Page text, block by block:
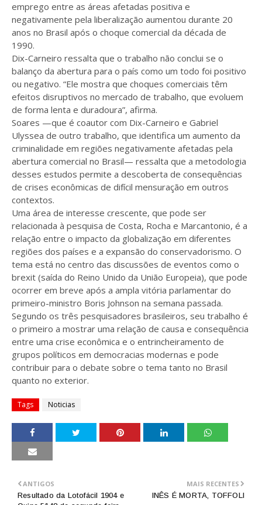
emprego entre as áreas afetadas positiva e
negativamente pela liberalização aumentou durante 20
anos no Brasil após o choque comercial da década de
1990.
Dix-Carneiro ressalta que o trabalho não conclui se o
balanço da abertura para o país como um todo foi positivo
ou negativo. “Ele mostra que choques comerciais têm
efeitos disruptivos no mercado de trabalho, que evoluem
de forma lenta e duradoura”, afirma.
Soares —que é coautor com Dix-Carneiro e Gabriel
Ulyssea de outro trabalho, que identifica um aumento da
criminalidade em regiões negativamente afetadas pela
abertura comercial no Brasil— ressalta que a metodologia
desses estudos permite a descoberta de consequências
de crises econômicas de difícil mensuração em outros
contextos.
Uma área de interesse crescente, que pode ser
relacionada à pesquisa de Costa, Rocha e Marcantonio, é a
relação entre o impacto da globalização em diferentes
regiões dos países e a expansão do conservadorismo. O
tema está no centro das discussões de eventos como o
brexit (saída do Reino Unido da União Europeia), que pode
ocorrer em breve após a ampla vitória parlamentar do
primeiro-ministro Boris Johnson na semana passada.
Segundo os três pesquisadores brasileiros, seu trabalho é
o primeiro a mostrar uma relação de causa e consequência
entre uma crise econômica e o entrincheiramento de
grupos políticos em democracias modernas e pode
contribuir para o debate sobre o tema tanto no Brasil
quanto no exterior.
Tags Noticias
MAIS RECENTES
INÊS É MORTA, TOFFOLI
ANTIGOS
Resultado da Lotofácil 1904 e